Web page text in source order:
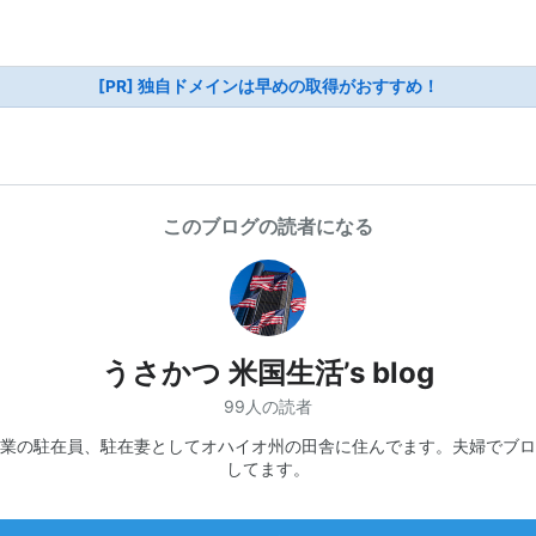
[PR] 独自ドメインは早めの取得がおすすめ！
このブログの読者になる
うさかつ 米国生活’s blog
99人の読者
の駐在員、駐在妻としてオハイオ州の田舎に住んでます。夫婦でブ
してます。